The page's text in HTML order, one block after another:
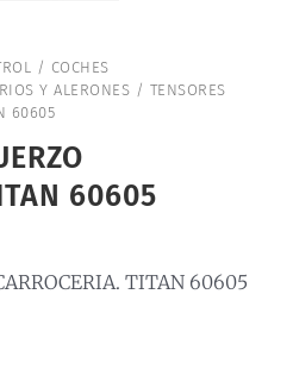
/ COCHES
Y ALERONES / TENSORES
60605
60605
TITAN 60605